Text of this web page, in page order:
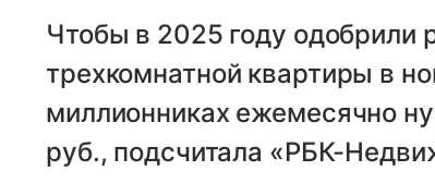
Чтобы в 2025 году одобрили
трехкомнатной квартиры в
миллионниках ежемесячно
руб., подсчитала «РБК-